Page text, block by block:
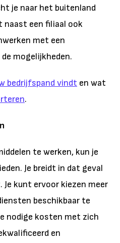
je naar het buitenland
naast een filiaal ook
met een
mogelijkheden.
bedrijfspand vindt en wat
.
te werken, kun je
Je breidt in dat geval
kunt ervoor kiezen meer
beschikbaar te
nodige kosten met zich
en